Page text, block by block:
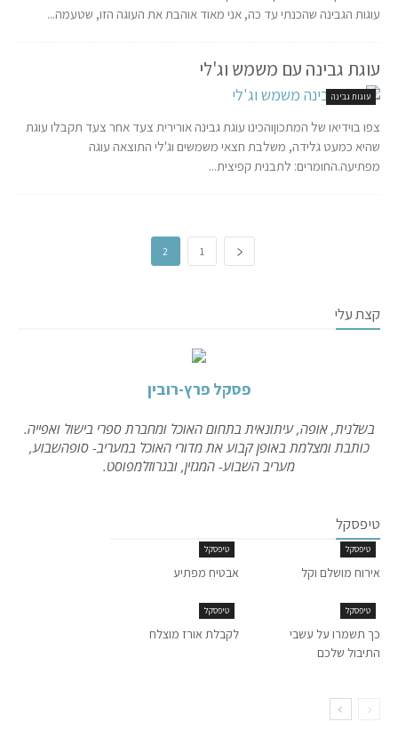
עוגות הגבינה שהכנתי עד כה, אני מאוד אוהבת את העוגה הזו, שטעמה...
עוגת גבינה עם משמש וג'לי
עוגות גבינה
צפו בוידיאו של המתכוןוהכינו עוגת גבינה אורירית צעד אחר צעד תקבלו עוגת
שהיא כמעט גלידה, משלבת חצאי משמשים וג'לי התוצאה עוגה
מפתיעה.החומרים: לתבנית קפיצית...
1
2
קצת עלי
פסקל פרץ-רובין
בשלנית, אופה, עיתונאית בתחום האוכל ומחברת ספרי בישול ואפייה.
כותבת ומצלמת באופן קבוע את מדורי האוכל במעריב- סופהשבוע,
מעריב השבוע- המגזין, ובגרוזלמפוסט.
טיפסקל
טיפסקל
אירוח מושלם וקל
טיפסקל
אבטיח מפתיע
טיפסקל
כך תשמרו על עשבי
התיבול שלכם
טיפסקל
לקבלת אורז מוצלח